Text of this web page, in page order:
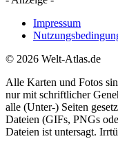
Impressum
© 2026 Welt-Atlas.de
Alle Karten und Fotos
nur mit schriftlicher
alle (Unter-) Seiten
Dateien (GIFs, PNGs
Dateien ist untersagt.